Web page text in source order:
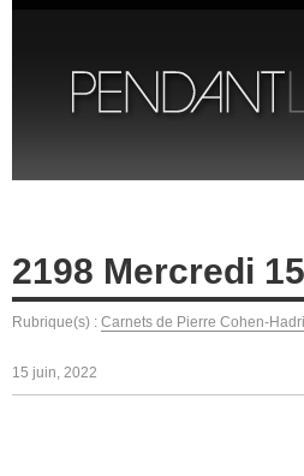
2198 Mercredi
Rubrique(s) : Carnets de Pierre Cohen-
15 juin, 2022